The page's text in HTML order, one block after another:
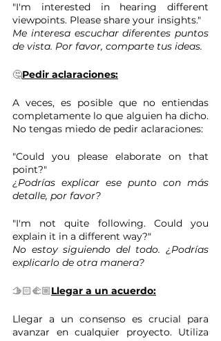
"I'm interested in hearing different
viewpoints. Please share your insights."
Me interesa escuchar diferentes puntos
de vista. Por favor, comparte tus ideas.
🤔Pedir aclaraciones:
A veces, es posible que no entiendas
completamente lo que alguien ha dicho.
No tengas miedo de pedir aclaraciones:
"Could you please elaborate on that
point?"
¿Podrías explicar ese punto con más
detalle, por favor?
"I'm not quite following. Could you
explain it in a different way?"
No estoy siguiendo del todo. ¿Podrías
explicarlo de otra manera?
🫱🏻‍🫲🏼Llegar a un acuerdo:
Llegar a un consenso es crucial para
avanzar en cualquier proyecto. Utiliza